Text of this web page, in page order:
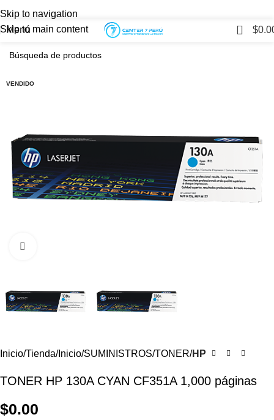
Skip to navigation
Skip to main content
Menú 0 $
VENDIDO
Inicio Tienda Inicio SUMINISTROS TONER HP
TONER HP 130A CYAN CF351A 1,000 páginas
$0.00
LO MEJOR EN
ACCESORIOSPARA TU SET UP